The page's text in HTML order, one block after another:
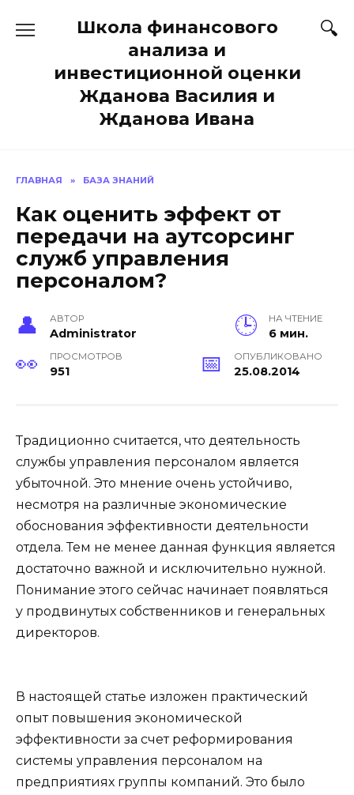
Школа финансового
анализа и
инвестиционной оценки
Жданова Василия и
Жданова Ивана
ГЛАВНАЯ » БАЗА ЗНАНИЙ
Как оценить эффект от
передачи на аутсорсинг
служб управления
персоналом?
АВТОР
Administrator
НА ЧТЕНИЕ
6 мин.
ПРОСМОТРОВ
951
ОПУБЛИКОВАНО
25.08.2014
Традиционно считается, что деятельность
службы управления персоналом является
убыточной. Это мнение очень устойчиво,
несмотря на различные экономические
обоснования эффективности деятельности
отдела. Тем не менее данная функция является
достаточно важной и исключительно нужной.
Понимание этого сейчас начинает появляться
у продвинутых собственников и генеральных
директоров.
В настоящей статье изложен практический
опыт повышения экономической
эффективности за счет реформирования
системы управления персоналом на
предприятиях группы компаний. Это было